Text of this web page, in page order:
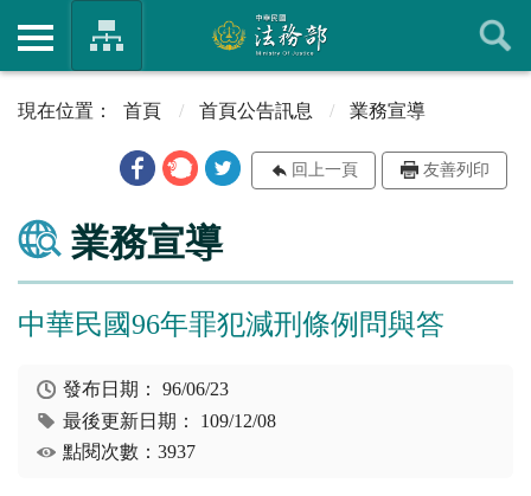
首頁 首頁公告訊息 業務宣導
回上一頁 友善列印
業務宣導
中華民國96年罪犯減刑條例問與答
發布日期：96/06/23
最後更新日期： 109/12/08
點閱次數：3937